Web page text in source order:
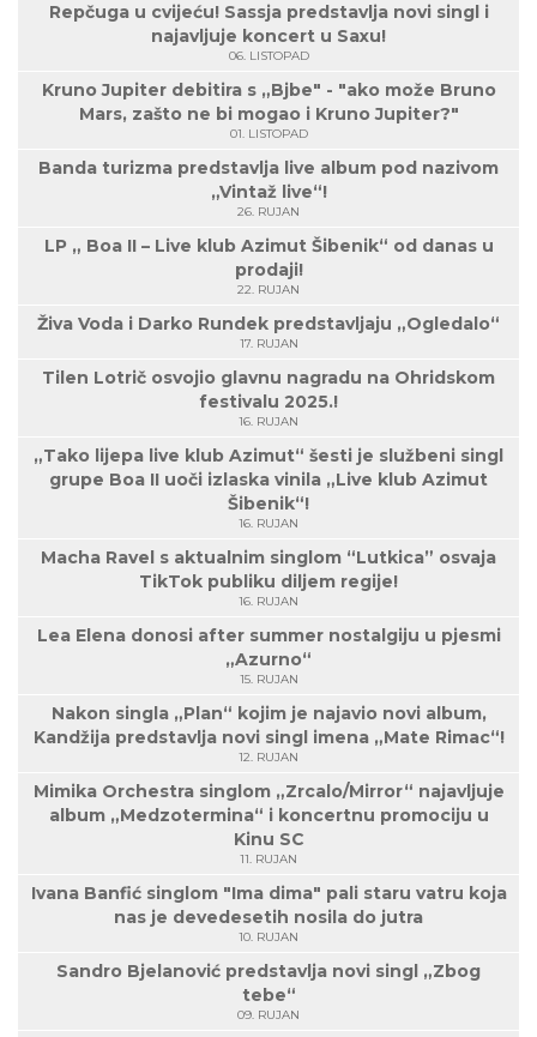
Repčuga u cvijeću! Sassja predstavlja novi singl i
najavljuje koncert u Saxu!
06. LISTOPAD
Kruno Jupiter debitira s „Bjbe" - "ako može Bruno
Mars, zašto ne bi mogao i Kruno Jupiter?"
01. LISTOPAD
Banda turizma predstavlja live album pod nazivom
„Vintaž live“!
26. RUJAN
LP „ Boa II – Live klub Azimut Šibenik“ od danas u
prodaji!
22. RUJAN
Živa Voda i Darko Rundek predstavljaju „Ogledalo“
17. RUJAN
Tilen Lotrič osvojio glavnu nagradu na Ohridskom
festivalu 2025.!
16. RUJAN
„Tako lijepa live klub Azimut“ šesti je službeni singl
grupe Boa II uoči izlaska vinila „Live klub Azimut
Šibenik“!
16. RUJAN
Macha Ravel s aktualnim singlom “Lutkica” osvaja
TikTok publiku diljem regije!
16. RUJAN
Lea Elena donosi after summer nostalgiju u pjesmi
„Azurno“
15. RUJAN
Nakon singla „Plan“ kojim je najavio novi album,
Kandžija predstavlja novi singl imena „Mate Rimac“!
12. RUJAN
Mimika Orchestra singlom „Zrcalo/Mirror“ najavljuje
album „Medzotermina“ i koncertnu promociju u
Kinu SC
11. RUJAN
Ivana Banfić singlom "Ima dima" pali staru vatru koja
nas je devedesetih nosila do jutra
10. RUJAN
Sandro Bjelanović predstavlja novi singl „Zbog
tebe“
09. RUJAN